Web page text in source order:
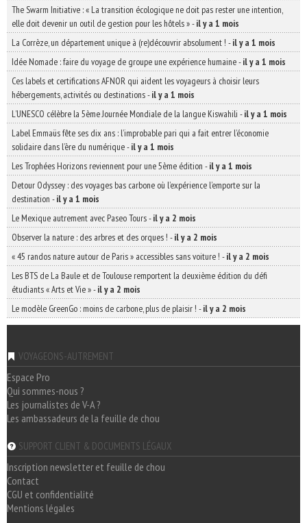
The Swarm Initiative : « La transition écologique ne doit pas rester une intention,
elle doit devenir un outil de gestion pour les hôtels »-il y a 1 mois
La Corrèze, un département unique à (re)découvrir absolument ! -il y a 1 mois
Idée Nomade : faire du voyage de groupe une expérience humaine-il y a 1 mois
Ces labels et certifications AFNOR qui aident les voyageurs à choisir leurs
hébergements, activités ou destinations-il y a 1 mois
L’UNESCO célèbre la 5ème Journée Mondiale de la langue Kiswahili -il y a 1 mois
Label Emmaüs fête ses dix ans : l’improbable pari qui a fait entrer l’économie
solidaire dans l’ère du numérique-il y a 1 mois
Les Trophées Horizons reviennent pour une 5ème édition -il y a 1 mois
Detour Odyssey : des voyages bas carbone où l’expérience l’emporte sur la
destination -il y a 1 mois
Le Mexique autrement avec Paseo Tours-il y a 2 mois
Observer la nature : des arbres et des orques ! -il y a 2 mois
« 45 randos nature autour de Paris » accessibles sans voiture ! -il y a 2 mois
Les BTS de La Baule et de Toulouse remportent la deuxième édition du défi
étudiants « Arts et Vie »-il y a 2 mois
Le modèle GreenGo : moins de carbone, plus de plaisir ! -il y a 2 mois
VOYAGEONS-AUTREMENT
Espace Pro
Qui sommes-nous ?
Les journalistes de V-A ?
Les ambassadeurs de la feuille de chou
SUPPORT CLIENT & DOCUMENTS LÉGAUX
Inscription newsletter et feuille de chou
Contact
CGU et confidentialité
Mentions légales